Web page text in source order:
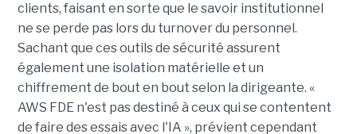
clients, faisant en sorte que le savoir institutionnel
ne se perde pas lors du turnover du personnel.
Sachant que ces outils de sécurité assurent
également une isolation matérielle et un
chiffrement de bout en bout selon la dirigeante. «
AWS FDE n'est pas destiné à ceux qui se contentent
de faire des essais avec l'IA », prévient cependant